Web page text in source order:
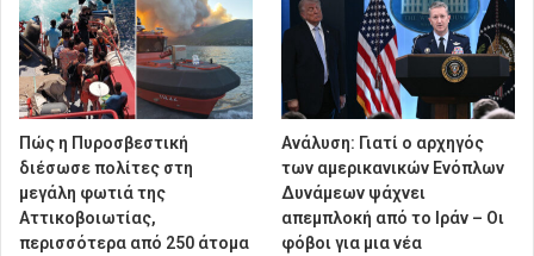
Πώς η Πυροσβεστική
διέσωσε πολίτες στη
μεγάλη φωτιά της
Αττικοβοιωτίας,
περισσότερα από 250 άτομα
Ανάλυση: Γιατί ο αρχηγός
των αμερικανικών Ενόπλων
Δυνάμεων ψάχνει
απεμπλοκή από το Ιράν – Οι
φόβοι για μια νέα